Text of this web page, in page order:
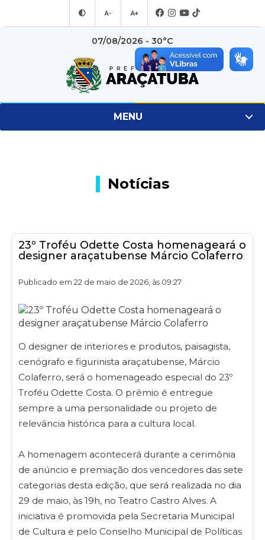
A- A+
07/08/2026 - 30°C
MENU
Notícias
23º Troféu Odette Costa homenageará o
designer araçatubense Márcio Colaferro
Publicado em 22 de maio de 2026, às 09:27
O designer de interiores e produtos, paisagista,
cenógrafo e figurinista araçatubense, Márcio
Colaferro, será o homenageado especial do 23º
Troféu Odette Costa. O prêmio é entregue
sempre a uma personalidade ou projeto de
relevância histórica para a cultura local.
A homenagem acontecerá durante a cerimônia
de anúncio e premiação dos vencedores das sete
categorias desta edição, que será realizada no dia
29 de maio, às 19h, no Teatro Castro Alves. A
iniciativa é promovida pela Secretaria Municipal
de Cultura e pelo Conselho Municipal de Políticas